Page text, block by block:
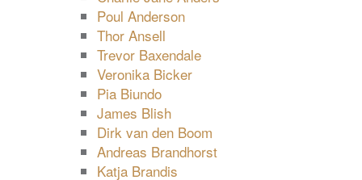
Poul Anderson
Thor Ansell
Trevor Baxendale
Veronika Bicker
Pia Biundo
James Blish
Dirk van den Boom
Andreas Brandhorst
Katja Brandis